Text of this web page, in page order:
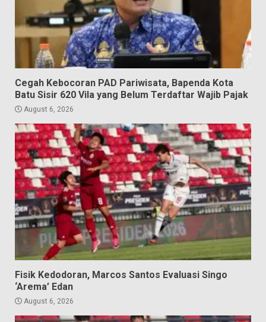
Cegah Kebocoran PAD Pariwisata, Bapenda Kota
Batu Sisir 620 Vila yang Belum Terdaftar Wajib Pajak
August 6, 2026
Fisik Kedodoran, Marcos Santos Evaluasi Singo
‘Arema’ Edan
August 6, 2026